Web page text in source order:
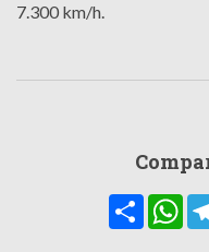
7.300 km/h.